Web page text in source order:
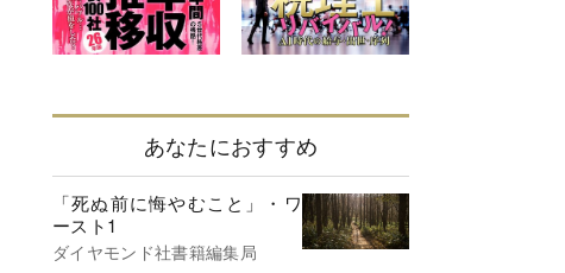
あなたにおすすめ
「死ぬ前に悔やむこと」・ワ
ースト1
ダイヤモンド社書籍編集局